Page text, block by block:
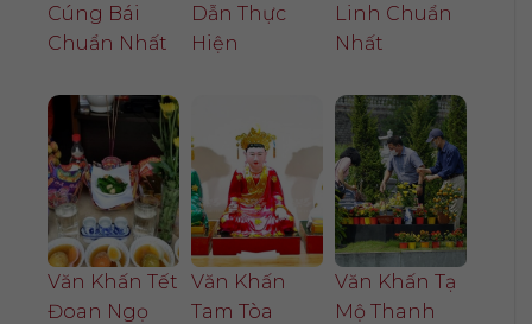
Cúng Bái
Chuẩn Nhất
Dẫn Thực
Hiện
Linh Chuẩn
Nhất
Văn Khấn Tết
Đoan Ngọ
Văn Khấn
Tam Tòa
Văn Khấn Tạ
Mộ Thanh